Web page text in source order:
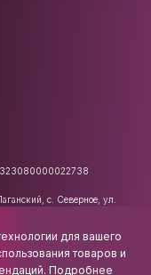
для вашего
товаров и
Подробнее
с. Северное, ул.